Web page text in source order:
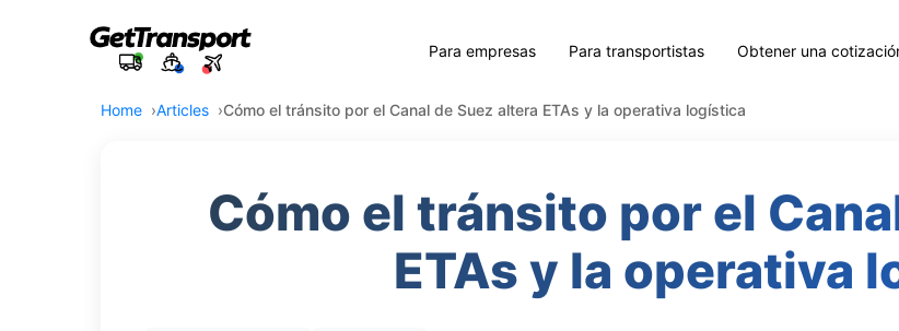
Para empresas Para transportistas Obtener una
Home Articles Cómo el tránsito por el Canal de Suez altera ETAs y la operativa logística
Cómo el tránsito por el
ETAs y la operativa